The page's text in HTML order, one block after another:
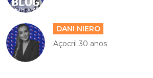
DANI NIERO
Açocril 30 anos